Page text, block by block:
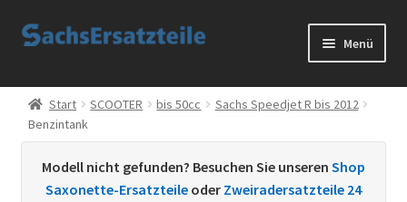
Zur
Zum
Menü
Start
AGB
Datenschutzerklärung
Start SCOOTER bis 50cc
Sachs Speedjet R bis 2012
Benzintank
Modell nicht gefunden? Besuchen Sie unseren Shop
Saxonette-Ersatzteile oder Zweiradersatzteile 24